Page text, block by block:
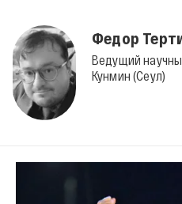
Федор
Ведущий
Кунмин (Сеул)